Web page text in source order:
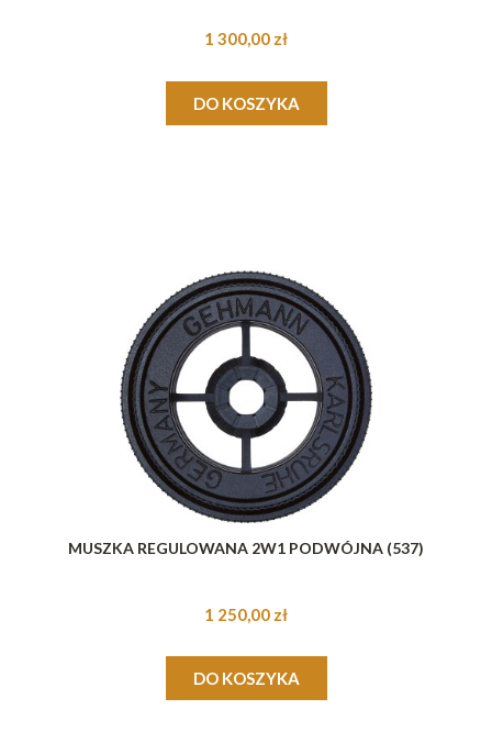
1 300,00 zł
DO KOSZYKA
MUSZKA REGULOWANA 2W1 PODWÓJNA (537)
1 250,00 zł
DO KOSZYKA